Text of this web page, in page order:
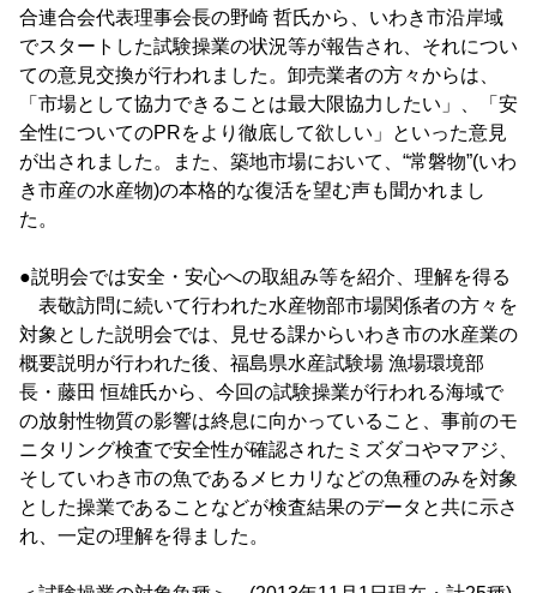
合連合会代表理事会長の野崎 哲氏から、いわき市沿岸域
でスタートした試験操業の状況等が報告され、それについ
ての意見交換が行われました。卸売業者の方々からは、
「市場として協力できることは最大限協力したい」、「安
全性についてのPRをより徹底して欲しい」といった意見
が出されました。また、築地市場において、“常磐物”(いわ
き市産の水産物)の本格的な復活を望む声も聞かれまし
た。
●説明会では安全・安心への取組み等を紹介、理解を得る
表敬訪問に続いて行われた水産物部市場関係者の方々を
対象とした説明会では、見せる課からいわき市の水産業の
概要説明が行われた後、福島県水産試験場 漁場環境部
長・藤田 恒雄氏から、今回の試験操業が行われる海域で
の放射性物質の影響は終息に向かっていること、事前のモ
ニタリング検査で安全性が確認されたミズダコやマアジ、
そしていわき市の魚であるメヒカリなどの魚種のみを対象
とした操業であることなどが検査結果のデータと共に示さ
れ、一定の理解を得ました。